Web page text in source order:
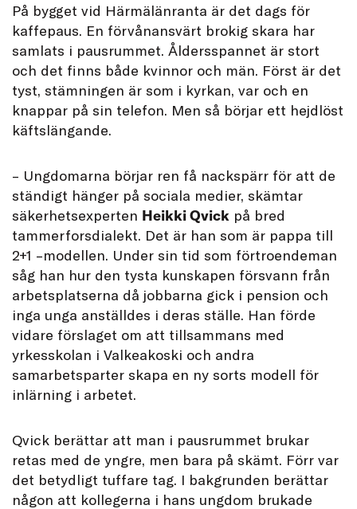
På bygget vid Härmälänranta är det dags för
kaffepaus. En förvånansvärt brokig skara har
samlats i pausrummet. Åldersspannet är stort
och det finns både kvinnor och män. Först är det
tyst, stämningen är som i kyrkan, var och en
knappar på sin telefon. Men så börjar ett hejdlöst
käftslängande.
– Ungdomarna börjar ren få nackspärr för att de
ständigt hänger på sociala medier, skämtar
säkerhetsexperten Heikki Qvick på bred
tammerforsdialekt. Det är han som är pappa till
2+1 –modellen. Under sin tid som förtroendeman
såg han hur den tysta kunskapen försvann från
arbetsplatserna då jobbarna gick i pension och
inga unga anställdes i deras ställe. Han förde
vidare förslaget om att tillsammans med
yrkesskolan i Valkeakoski och andra
samarbetsparter skapa en ny sorts modell för
inlärning i arbetet.
Qvick berättar att man i pausrummet brukar
retas med de yngre, men bara på skämt. Förr var
det betydligt tuffare tag. I bakgrunden berättar
någon att kollegerna i hans ungdom brukade